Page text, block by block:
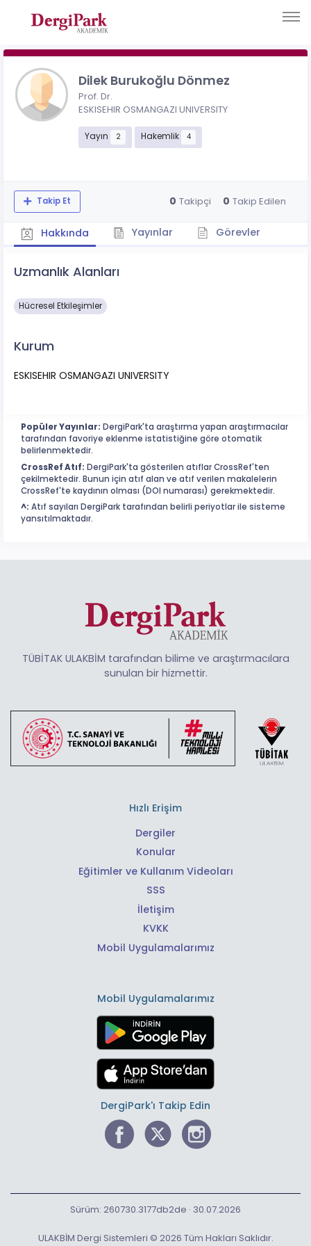
Dilek Burukoğlu Dönmez
Prof. Dr.
ESKISEHIR OSMANGAZI UNIVERSITY
Yayın 2 Hakemlik 4
Takip Et 0 Takipçi 0 Takip Edilen
Hakkında Yayınlar Görevler
Uzmanlık Alanları
Hücresel Etkileşimler
Kurum
ESKISEHIR OSMANGAZI UNIVERSITY
Popüler Yayınlar: DergiPark'ta araştırma yapan araştırmacılar
tarafından favoriye eklenme istatistiğine göre otomatik
belirlenmektedir.
CrossRef Atıf: DergiPark'ta gösterilen atıflar CrossRef'ten
çekilmektedir. Bunun için atıf alan ve atıf verilen makalelerin
CrossRef'te kaydının olması (DOI numarası) gerekmektedir.
^: Atıf sayıları DergiPark tarafından belirli periyotlar ile sisteme
yansıtılmaktadır.
TÜBİTAK ULAKBİM tarafından bilime ve araştırmacılara
sunulan bir hizmettir.
Hızlı Erişim
Dergiler
Konular
Eğitimler ve Kullanım Videoları
SSS
İletişim
KVKK
Mobil Uygulamalarımız
Mobil Uygulamalarımız
DergiPark'ı Takip Edin
ULAKBİM Dergi Sistemleri © 2026 Tüm Hakları Saklıdır.
Sürüm: 260730.3177db2de · 30.07.2026